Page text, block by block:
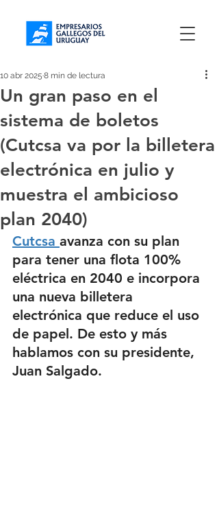
Un gran paso en el
sistema de boletos
(Cutcsa va por la billetera
electrónica en julio y
muestra el ambicioso
plan 2040)
10 abr 2025 8 min de lectura
Cutcsa avanza con su plan
para tener una flota 100%
eléctrica en 2040 e incorpora
una nueva billetera
electrónica que reduce el uso
de papel. De esto y más
hablamos con su presidente,
Juan Salgado.